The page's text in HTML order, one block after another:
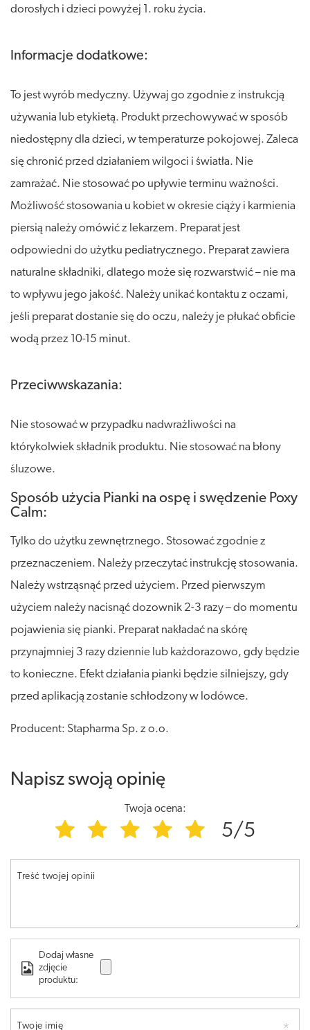
dorosłych i dzieci powyżej 1. roku życia.
Informacje dodatkowe:
To jest wyrób medyczny. Używaj go zgodnie z instrukcją
używania lub etykietą. Produkt przechowywać w sposób
niedostępny dla dzieci, w temperaturze pokojowej. Zaleca
się chronić przed działaniem wilgoci i światła. Nie
zamrażać. Nie stosować po upływie terminu ważności.
Możliwość stosowania u kobiet w okresie ciąży i karmienia
piersią należy omówić z lekarzem. Preparat jest
odpowiedni do użytku pediatrycznego. Preparat zawiera
naturalne składniki, dlatego może się rozwarstwić – nie ma
to wpływu jego jakość. Należy unikać kontaktu z oczami,
jeśli preparat dostanie się do oczu, należy je płukać obficie
wodą przez 10-15 minut.
Przeciwwskazania:
Nie stosować w przypadku nadwrażliwości na
którykolwiek składnik produktu. Nie stosować na błony
śluzowe.
Sposób użycia Pianki na ospę i swędzenie Poxy
Calm:
Tylko do użytku zewnętrznego. Stosować zgodnie z
przeznaczeniem. Należy przeczytać instrukcję stosowania.
Należy wstrząsnąć przed użyciem. Przed pierwszym
użyciem należy nacisnąć dozownik 2-3 razy – do momentu
pojawienia się pianki. Preparat nakładać na skórę
przynajmniej 3 razy dziennie lub każdorazowo, gdy będzie
to konieczne. Efekt działania pianki będzie silniejszy, gdy
przed aplikacją zostanie schłodzony w lodówce.
Producent: Stapharma Sp. z o.o.
Napisz swoją opinię
Twoja ocena:
5/5
Treść twojej opinii
Dodaj własne
zdjęcie
produktu:
Twoje imię